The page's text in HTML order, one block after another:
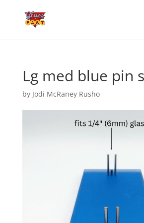
Lg med blue pin
by Jodi McRaney Rusho